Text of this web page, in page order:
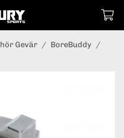
Gevär / BoreBuddy /